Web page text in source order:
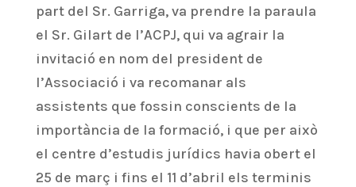
part del Sr. Garriga, va prendre la paraula
el Sr. Gilart de l’ACPJ, qui va agrair la
invitació en nom del president de
l’Associació i va recomanar als
assistents que fossin conscients de la
importància de la formació, i que per això
el centre d’estudis jurídics havia obert el
25 de març i fins el 11 d’abril els terminis